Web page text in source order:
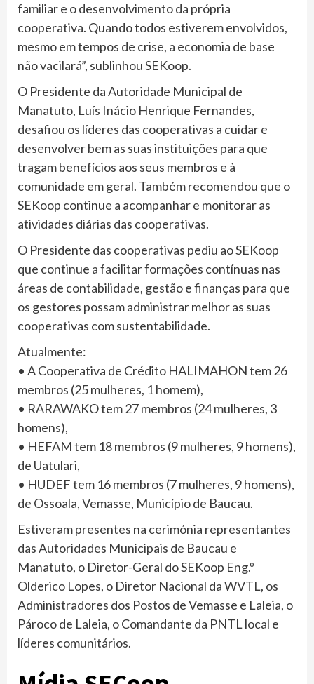
familiar e o desenvolvimento da própria
cooperativa. Quando todos estiverem envolvidos,
mesmo em tempos de crise, a economia de base
não vacilará”, sublinhou SEKoop.
O Presidente da Autoridade Municipal de
Manatuto, Luís Inácio Henrique Fernandes,
desafiou os líderes das cooperativas a cuidar e
desenvolver bem as suas instituições para que
tragam benefícios aos seus membros e à
comunidade em geral. Também recomendou que o
SEKoop continue a acompanhar e monitorar as
atividades diárias das cooperativas.
O Presidente das cooperativas pediu ao SEKoop
que continue a facilitar formações contínuas nas
áreas de contabilidade, gestão e finanças para que
os gestores possam administrar melhor as suas
cooperativas com sustentabilidade.
Atualmente:
• A Cooperativa de Crédito HALIMAHON tem 26
membros (25 mulheres, 1 homem),
• RARAWAKO tem 27 membros (24 mulheres, 3
homens),
• HEFAM tem 18 membros (9 mulheres, 9 homens),
de Uatulari,
• HUDEF tem 16 membros (7 mulheres, 9 homens),
de Ossoala, Vemasse, Município de Baucau.
Estiveram presentes na cerimónia representantes
das Autoridades Municipais de Baucau e
Manatuto, o Diretor-Geral do SEKoop Eng.º
Olderico Lopes, o Diretor Nacional da WVTL, os
Administradores dos Postos de Vemasse e Laleia, o
Pároco de Laleia, o Comandante da PNTL local e
líderes comunitários.